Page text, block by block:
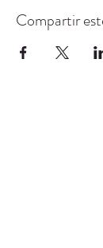
Compartir